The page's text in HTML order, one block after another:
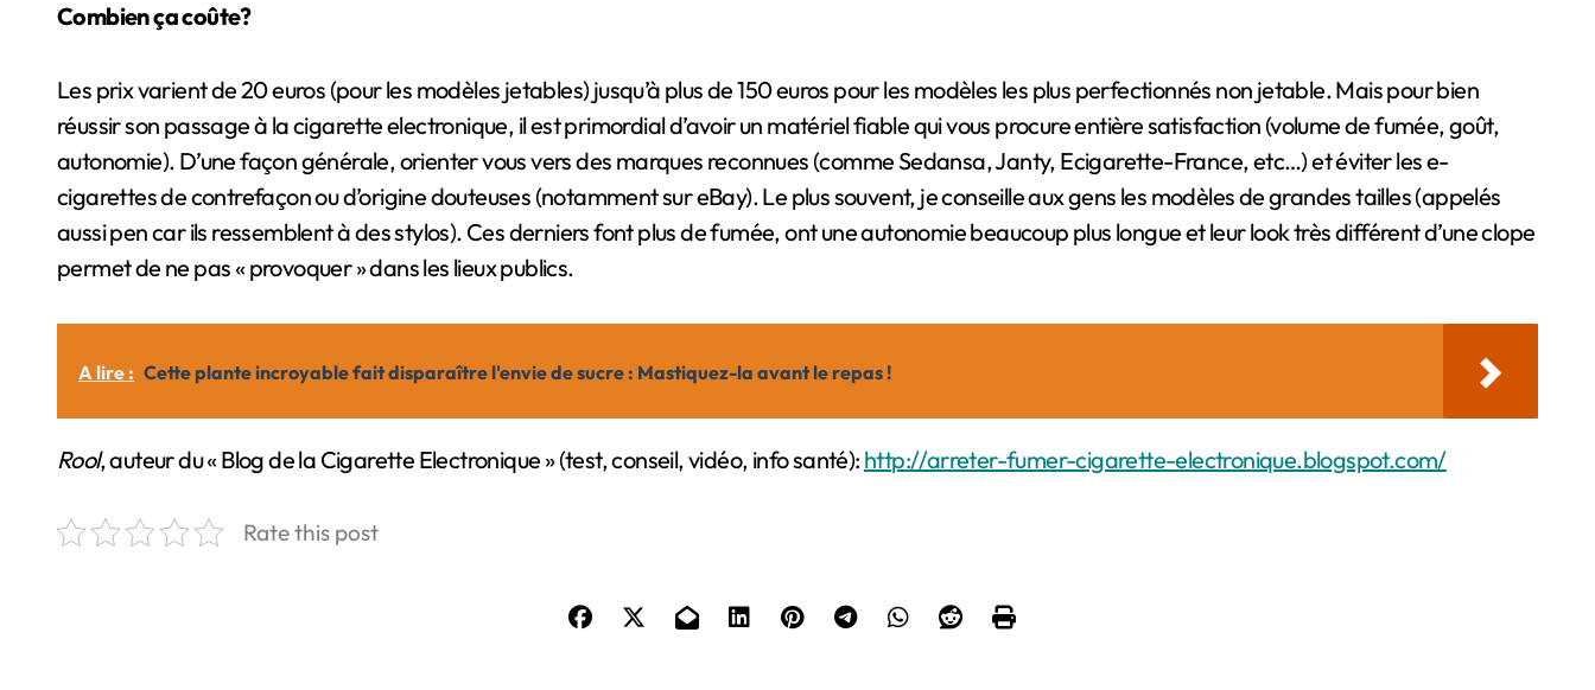
Combien ça coûte?
Les prix varient de 20 euros (pour les modèles jetables) jusqu’à plus de 150 euros pour les modèles les plus perfectionnés non jetable. Mais pour bien
réussir son passage à la cigarette electronique, il est primordial d’avoir un matériel fiable qui vous procure entière satisfaction (volume de fumée, goût,
autonomie). D’une façon générale, orienter vous vers des marques reconnues (comme Sedansa, Janty, Ecigarette-France, etc…) et éviter les e-
cigarettes de contrefaçon ou d’origine douteuses (notamment sur eBay). Le plus souvent, je conseille aux gens les modèles de grandes tailles (appelés
aussi pen car ils ressemblent à des stylos). Ces derniers font plus de fumée, ont une autonomie beaucoup plus longue et leur look très différent d’une clope
permet de ne pas « provoquer » dans les lieux publics.
A lire : Cette plante incroyable fait disparaître l'envie de sucre : Mastiquez-la avant le repas !
Rool, auteur du « Blog de la Cigarette Electronique » (test, conseil, vidéo, info santé): http://arreter-fumer-cigarette-electronique.blogspot.com/
Rate this post